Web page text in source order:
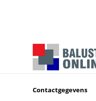
Contactgegevens